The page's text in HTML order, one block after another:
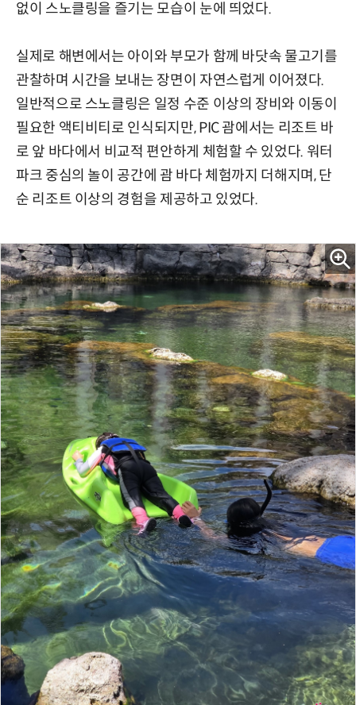
없이 스노클링을 즐기는 모습이 눈에 띄었다.
실제로 해변에서는 아이와 부모가 함께 바닷속 물고기를
관찰하며 시간을 보내는 장면이 자연스럽게 이어졌다.
일반적으로 스노클링은 일정 수준 이상의 장비와 이동이
필요한 액티비티로 인식되지만, PIC 괌에서는 리조트 바
로 앞 바다에서 비교적 편안하게 체험할 수 있었다. 워터
파크 중심의 놀이 공간에 괌 바다 체험까지 더해지며, 단
순 리조트 이상의 경험을 제공하고 있었다.